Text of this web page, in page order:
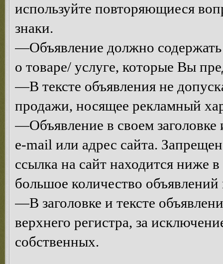
используйте повторяющиеся
знаки.
—Объявление должно
о товаре/ услуге, которые Вы
—В тексте объявления не
продажи, носящее рекламный
—Объявление в своем заголовке
e-mail или адрес сайта.
ссылка на сайт находится ниже
большое количество
—В заголовке и тексте
верхнего регистра, за
собственных.